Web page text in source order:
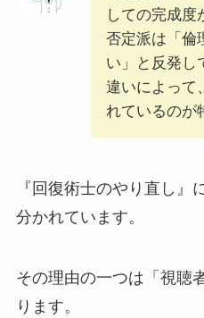
しての完成度
否定派は「倫
い」と反発し
違いによって
れているのが
『回復術士のやり直し』
分かれています。
その理由の一つは「視聴
ります。